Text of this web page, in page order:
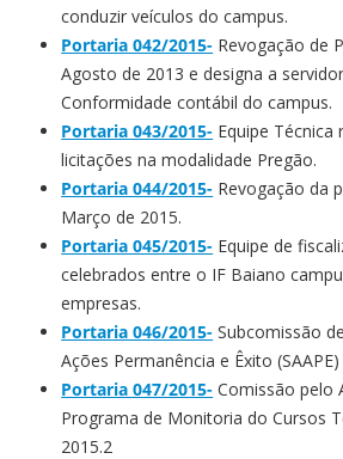
conduzir veículos do campus.
Portaria 042/2015- Revogação de
Agosto de 2013 e designa a
Conformidade contábil do campus.
Portaria 043/2015- Equipe Técnica
licitações na modalidade Pregão.
Portaria 044/2015- Revogação da
Março de 2015.
Portaria 045/2015- Equipe de
celebrados entre o IF Baiano
empresas.
Portaria 046/2015- Subcomissão
Ações Permanência e Êxito (SAAPE)
Portaria 047/2015- Comissão pelo
Programa de Monitoria do Cursos
2015.2